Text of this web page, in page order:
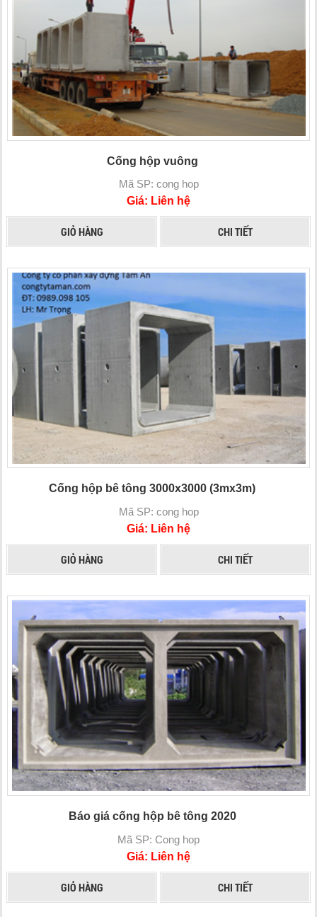
Cống hộp vuông
Mã SP: cong hop
Giá: Liên hệ
GIỎ HÀNG CHI TIẾT
Cống hộp bê tông 3000x3000 (3mx3m)
Mã SP: cong hop
Giá: Liên hệ
GIỎ HÀNG CHI TIẾT
Báo giá cống hộp bê tông 2020
Mã SP: Cong hop
Giá: Liên hệ
GIỎ HÀNG CHI TIẾT